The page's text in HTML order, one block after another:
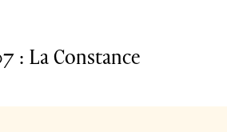
: La Constance